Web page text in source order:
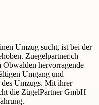
Umzug sucht, ist bei der
Zuegelpartner.ch
Obwalden hervorragende
Umgang und
des Umzugs. Mit ihrer
die ZügelPartner GmbH